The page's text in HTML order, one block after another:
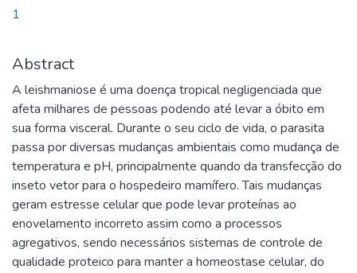
1
Abstract
A leishmaniose é uma doença tropical negligenciada que
afeta milhares de pessoas podendo até levar a óbito em
sua forma visceral. Durante o seu ciclo de vida, o parasita
passa por diversas mudanças ambientais como mudança de
temperatura e pH, principalmente quando da transfecção do
inseto vetor para o hospedeiro mamífero. Tais mudanças
geram estresse celular que pode levar proteínas ao
enovelamento incorreto assim como a processos
agregativos, sendo necessários sistemas de controle de
qualidade proteico para manter a homeostase celular, do